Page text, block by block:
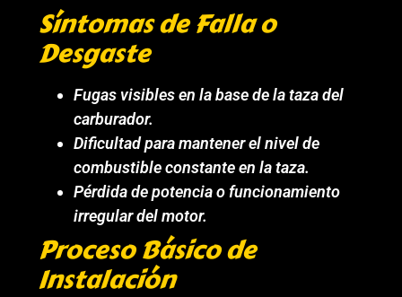
Síntomas de Falla o
Desgaste
Fugas visibles en la base de la taza del
carburador.
Dificultad para mantener el nivel de
combustible constante en la taza.
Pérdida de potencia o funcionamiento
irregular del motor.
Proceso Básico de
Instalación